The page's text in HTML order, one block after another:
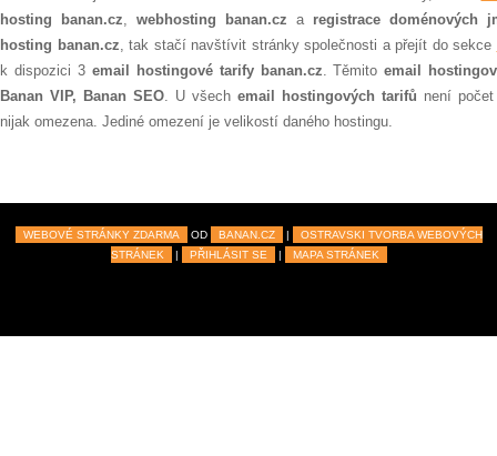
hosting banan.cz, webhosting banan.cz a registrace doménových
hosting banan.cz, tak stačí navštívit stránky společnosti a přejít do sekce
k dispozici 3 email hostingové tarify banan.cz. Těmitoemail
Banan VIP, Banan SEO. U všech email hostingových tarifů není
nijak omezena. Jediné omezení je velikostí daného hostingu.
WEBOVÉ STRÁNKY ZDARMA OD BANAN.CZ |
OSTRAVSKI TVORBA WEBOVÝCH
STRÁNEK
| PŘIHLÁSIT SE | MAPA STRÁNEK